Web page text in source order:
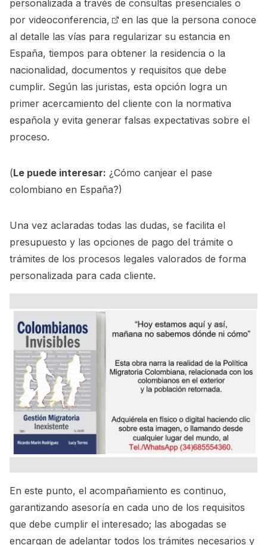
personalizada a través de consultas presenciales o
por videoconferencia,
en las que la persona conoce
al detalle las vías para regularizar su estancia en
España, tiempos para obtener la residencia o la
nacionalidad, documentos y requisitos que debe
cumplir. Según las juristas, esta opción logra un
primer acercamiento del cliente con la normativa
española y evita generar falsas expectativas sobre el
proceso.
(Le puede interesar: ¿Cómo canjear el pase
colombiano en España?)
Una vez aclaradas todas las dudas, se facilita el
presupuesto y las opciones de pago del trámite o
trámites de los procesos legales valorados de forma
personalizada para cada cliente.
En este punto, el acompañamiento es continuo,
garantizando asesoría en cada uno de los requisitos
que debe cumplir el interesado; las abogadas se
encargan de adelantar todos los trámites necesarios y